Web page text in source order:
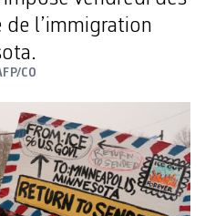
l’immigration
CO